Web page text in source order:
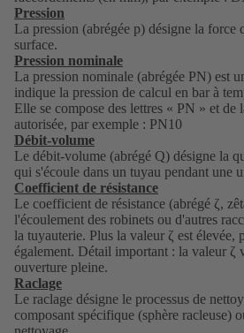
Pression
La pression (abrégée p) désigne la force
surface.
Pression nominale
La pression nominale (abrégée PN) est
indique la pression de calcul en bar à
Elle se compose des lettres « PN » et de
autorisée, par exemple : PN10
Débit-volume
Le débit-volume (abrégé Q) désigne la
qui s'écoule dans un tuyau pendant une
Coefficient de résistance
Le coefficient de résistance (abrégé ζ,
l'écoulement des robinets ou d'autres
la tuyauterie. Plus la valeur ζ est élevée,
également. Détail important : la valeur ζ
ouverture pleine.
Raclage
Le raclage désigne le processus de
composant spécifique (sphère racleuse)